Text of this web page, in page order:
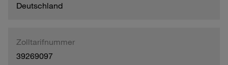
Deutschland
Zolltarifnummer
39269097